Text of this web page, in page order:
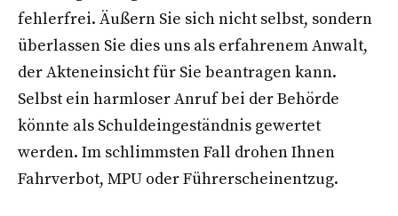
fehlerfrei. Äußern Sie sich nicht selbst, sondern
überlassen Sie dies uns als erfahrenem Anwalt,
der Akteneinsicht für Sie beantragen kann.
Selbst ein harmloser Anruf bei der Behörde
könnte als Schuldeingeständnis gewertet
werden. Im schlimmsten Fall drohen Ihnen
Fahrverbot, MPU oder Führerscheinentzug.